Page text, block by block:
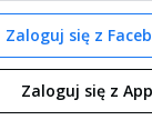
Zaloguj się z
Zaloguj się z